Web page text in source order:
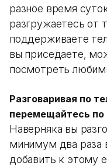
разное время
разгружаетесь от
поддерживаете
вы приседаете,
посмотреть
Разговаривая по
перемещайтесь по
Наверняка вы
минимум два раза
добавить к этому